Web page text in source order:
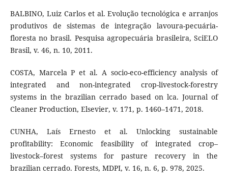
BALBINO, Luiz Carlos et al. Evolução tecnológica e arranjos
produtivos de sistemas de integração lavoura-pecuária-
floresta no brasil. Pesquisa agropecuária brasileira, SciELO
Brasil, v. 46, n. 10, 2011.
COSTA, Marcela P et al. A socio-eco-efficiency analysis of
integrated and non-integrated crop-livestock-forestry
systems in the brazilian cerrado based on lca. Journal of
Cleaner Production, Elsevier, v. 171, p. 1460–1471, 2018.
CUNHA, Laís Ernesto et al. Unlocking sustainable
profitability: Economic feasibility of integrated crop–
livestock–forest systems for pasture recovery in the
brazilian cerrado. Forests, MDPI, v. 16, n. 6, p. 978, 2025.